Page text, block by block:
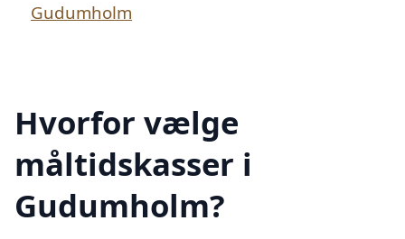
Gudumholm
Hvorfor vælge
måltidskasser i
Gudumholm?